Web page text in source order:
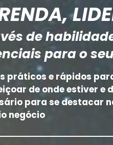
práticos e rápidos
de onde estiver e
para se destacar
negócio
de
para o